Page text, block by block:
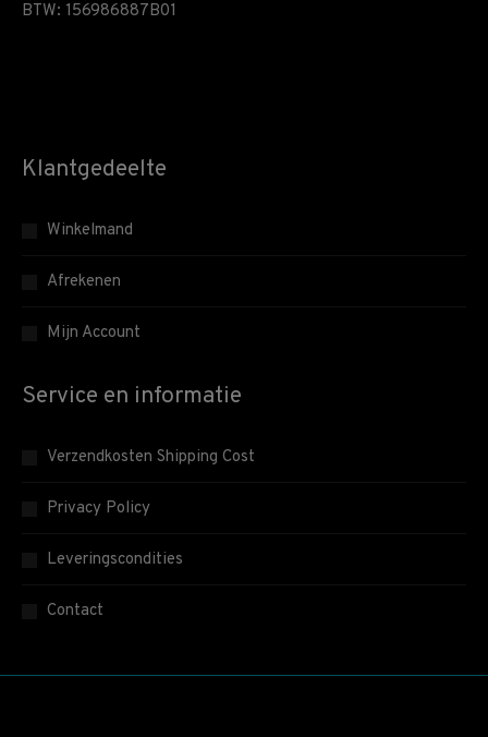
BTW: 156986887B01
Klantgedeelte
Winkelmand
Afrekenen
Mijn Account
Service en informatie
Verzendkosten Shipping Cost
Privacy Policy
Leveringscondities
Contact